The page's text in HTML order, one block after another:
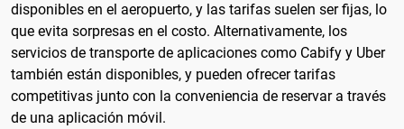
disponibles en el aeropuerto, y las tarifas suelen ser fijas, lo
que evita sorpresas en el costo. Alternativamente, los
servicios de transporte de aplicaciones como Cabify y Uber
también están disponibles, y pueden ofrecer tarifas
competitivas junto con la conveniencia de reservar a través
de una aplicación móvil.